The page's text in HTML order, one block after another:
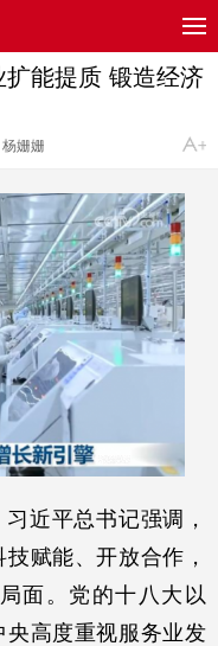
扩能提质 锻造经济
姗姗
习近平总书记强调，
赋能、开放合作，
面。党的十八大以
高度重视服务业发